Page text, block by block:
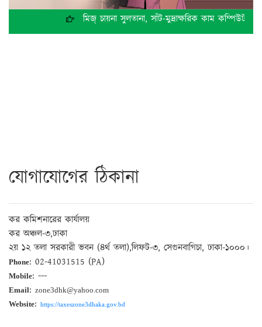
মিজ্ চায়না সুলতানা, সাঁট-মুদ্রাক্ষরিক কাম
যোগাযোগের ঠিকানা
কর কমিশনারের কার্যালয়
কর অঞ্চল-৩,ঢাকা
২য় ১২ তলা সরকারী ভবন (৪র্থ তলা),লিফট-৩, সেগুনবাগিচা, ঢাকা-১০০০।
Phone: 02-41031515 (PA)
Mobile: ---
Email: zone3dhk@yahoo.com
Website: https://taxeszone3dhaka.gov.bd